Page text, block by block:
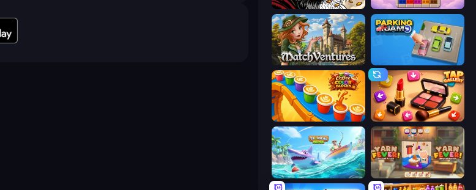
Color Tap: Coloring by Numbers Color Cube Puzzle
MatchVentures
Coffee Color Blocks Tap Gallery
Tropical Merge Yarn Fever! Unravel Puzzle